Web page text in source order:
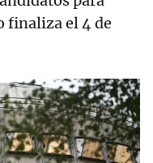
finaliza el 4 de